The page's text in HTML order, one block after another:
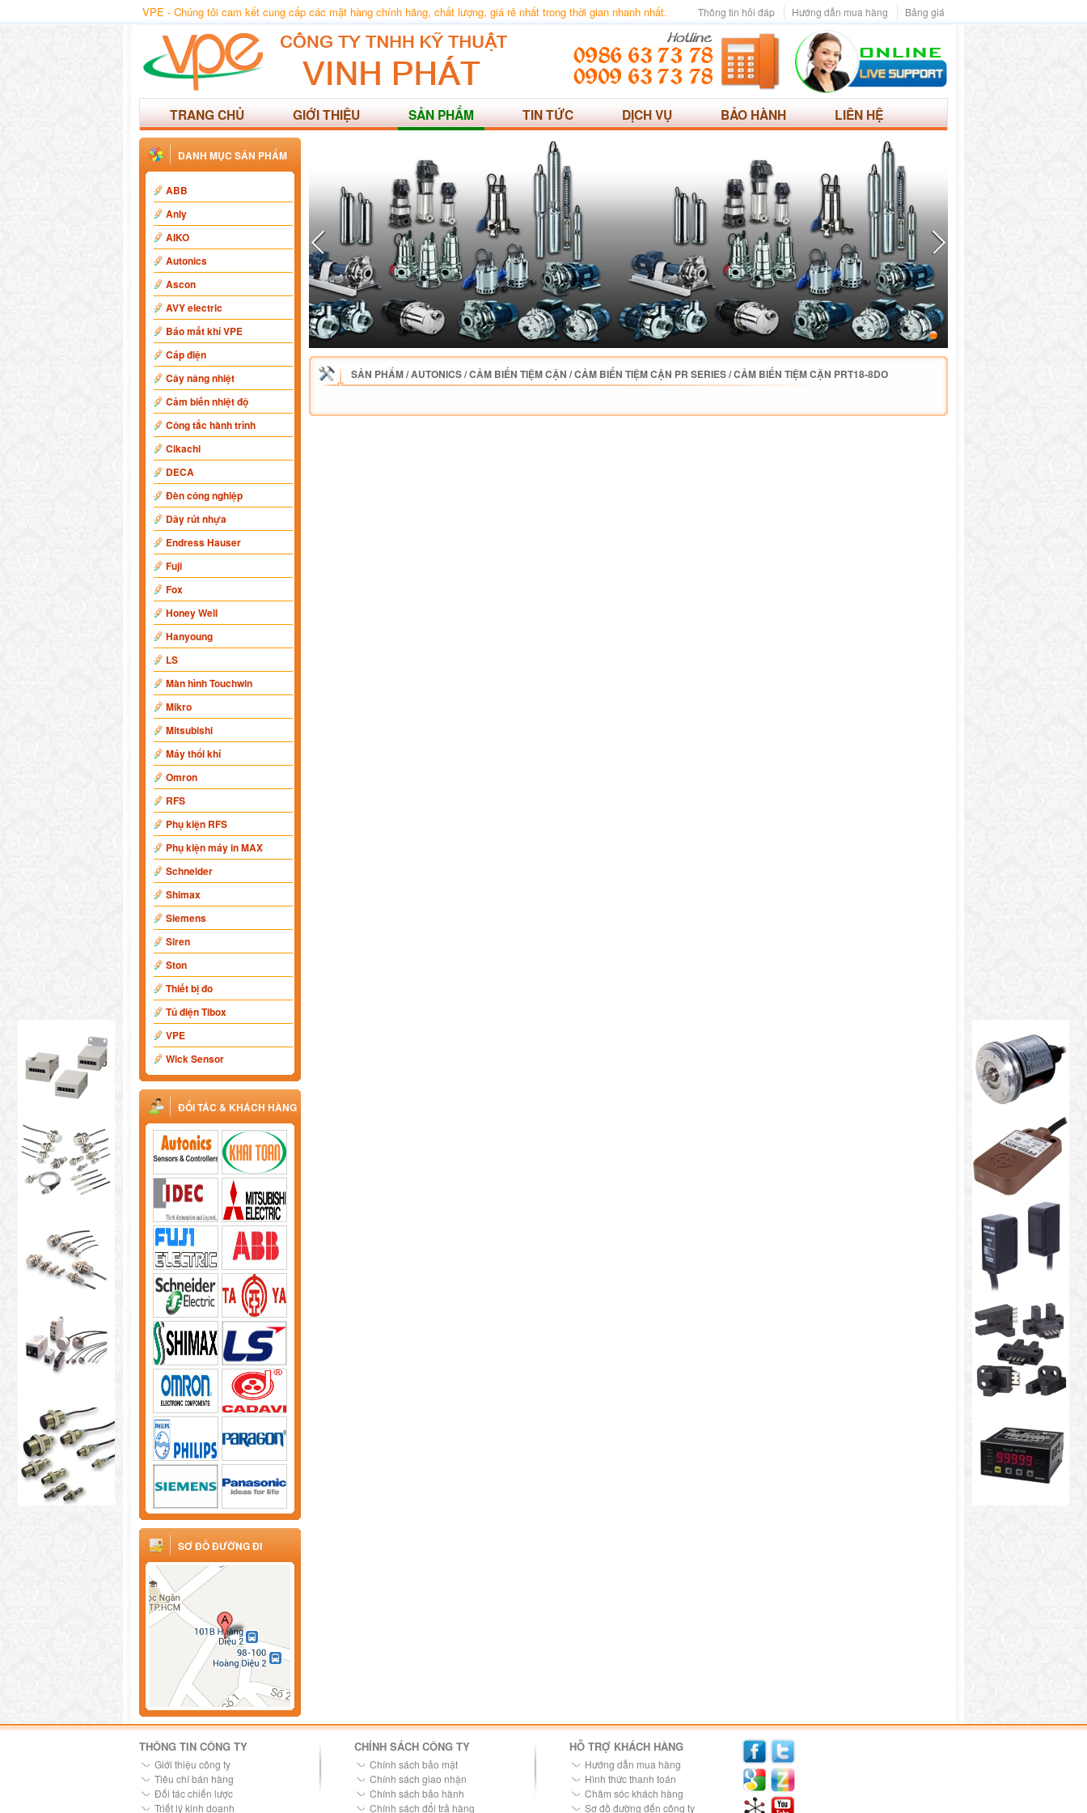
VPE - Chúng tôi cam kết cung cấp các mặt hàng chính hãng, chất lượng, giá rẻ nhất trong thời gian nhanh nhất. Bảng giá
Hướng dẫn mua hàng
Thông tin hỏi đáp
TRANG CHỦ GIỚI THIỆU SẢN PHẨM TIN TỨC DỊCH VỤ BẢO HÀNH LIÊN HỆ
DANH MỤC SẢN PHẨM
ABB
Anly
AIKO
Autonics
Ascon
AVY electric
Báo mất khí VPE
Cáp điện
Cây nâng nhiệt
Cảm biến nhiệt độ
Công tắc hành trình
Cikachi
DECA
Đèn công nghiệp
Dây rút nhựa
Endress Hauser
Fuji
Fox
Honey Well
Hanyoung
LS
Màn hình Touchwin
Mikro
Mitsubishi
Máy thổi khí
Omron
RFS
Phụ kiện RFS
Phụ kiện máy in MAX
Schneider
Shimax
Siemens
Siren
Ston
Thiết bị đo
Tủ điện Tibox
VPE
Wick Sensor
ĐỐI TÁC & KHÁCH HÀNG
SƠ ĐỒ ĐƯỜNG ĐI
SẢN PHẨM/AUTONICS/CẢM BIẾN TIỆM CẬN /CẢM BIẾN TIỆM CẬN PR SERIES/CẢM BIẾN TIỆM CẬN PRT18-8DO
THÔNG TIN CÔNG TY
Giới thiệu công ty
Tiêu chí bán hàng
Đối tác chiến lược
Triết lý kinh doanh
CHÍNH SÁCH CÔNG TY
Chính sách bảo mật
Chính sách giao nhận
Chính sách bảo hành
Chính sách đổi trả hàng
HỖ TRỢ KHÁCH HÀNG
Hướng dẫn mua hàng
Hình thức thanh toán
Chăm sóc khách hàng
Sơ đồ đường đến công ty